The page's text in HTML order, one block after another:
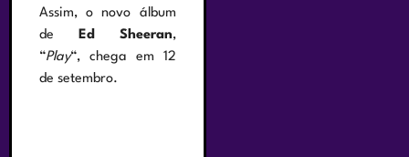
Assim, o novo álbum
de Ed Sheeran,
“Play“, chega em 12
de setembro.